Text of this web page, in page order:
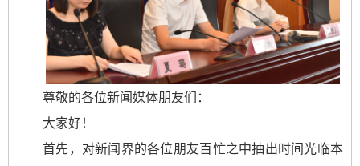
尊敬的各位新闻媒体朋友们：
大家好！
首先，对新闻界的各位朋友百忙之中抽出时间光临本